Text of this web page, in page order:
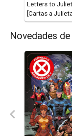
Letters to
[Cartas a
Novedades